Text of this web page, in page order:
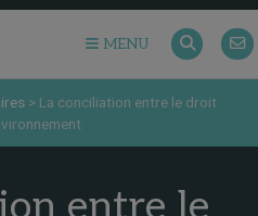
MENU
> La conciliation entre le droit